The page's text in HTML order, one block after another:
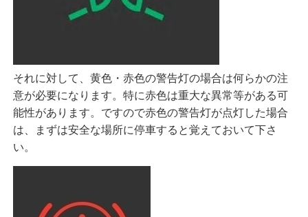
それに対して、黄色・赤色の警告灯の場合は何らかの注
意が必要になります。特に赤色は重大な異常等がある可
能性があります。ですので赤色の警告灯が点灯した場合
は、まずは安全な場所に停車すると覚えておいて下さ
い。